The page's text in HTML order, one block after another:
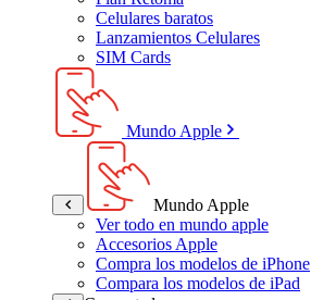
Celulares baratos
Lanzamientos Celulares
SIM Cards
Mundo Apple
Mundo Apple
Ver todo en mundo apple
Accesorios Apple
Compra los modelos de iPhone
Compara los modelos de iPad